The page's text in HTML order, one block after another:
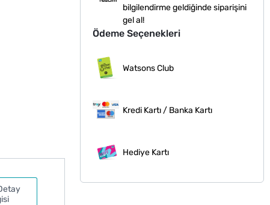
bilgilendirme geldiğinde siparişini
gel al!
Ödeme Seçenekleri
Watsons Club
Kredi Kartı / Banka Kartı
Hediye Kartı